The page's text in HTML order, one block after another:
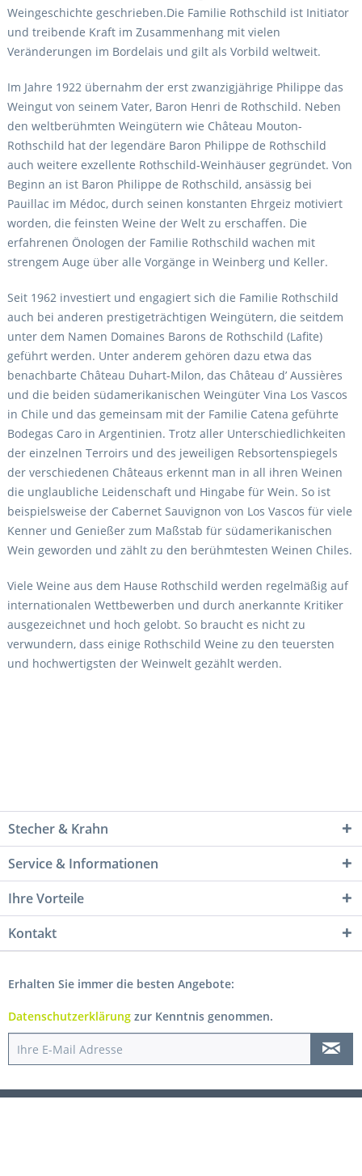
Weingeschichte geschrieben.Die Familie Rothschild ist Initiator
und treibende Kraft im Zusammenhang mit vielen
Veränderungen im Bordelais und gilt als Vorbild weltweit.
Im Jahre 1922 übernahm der erst zwanzigjährige Philippe das
Weingut von seinem Vater, Baron Henri de Rothschild. Neben
den weltberühmten Weingütern wie Château Mouton-
Rothschild hat der legendäre Baron Philippe de Rothschild
auch weitere exzellente Rothschild-Weinhäuser gegründet. Von
Beginn an ist Baron Philippe de Rothschild, ansässig bei
Pauillac im Médoc, durch seinen konstanten Ehrgeiz motiviert
worden, die feinsten Weine der Welt zu erschaffen. Die
erfahrenen Önologen der Familie Rothschild wachen mit
strengem Auge über alle Vorgänge in Weinberg und Keller.
Seit 1962 investiert und engagiert sich die Familie Rothschild
auch bei anderen prestigeträchtigen Weingütern, die seitdem
unter dem Namen Domaines Barons de Rothschild (Lafite)
geführt werden. Unter anderem gehören dazu etwa das
benachbarte Château Duhart-Milon, das Château d’ Aussières
und die beiden südamerikanischen Weingüter Vina Los Vascos
in Chile und das gemeinsam mit der Familie Catena geführte
Bodegas Caro in Argentinien. Trotz aller Unterschiedlichkeiten
der einzelnen Terroirs und des jeweiligen Rebsortenspiegels
der verschiedenen Châteaus erkennt man in all ihren Weinen
die unglaubliche Leidenschaft und Hingabe für Wein. So ist
beispielsweise der Cabernet Sauvignon von Los Vascos für viele
Kenner und Genießer zum Maßstab für südamerikanischen
Wein geworden und zählt zu den berühmtesten Weinen Chiles.
Viele Weine aus dem Hause Rothschild werden regelmäßig auf
internationalen Wettbewerben und durch anerkannte Kritiker
ausgezeichnet und hoch gelobt. So braucht es nicht zu
verwundern, dass einige Rothschild Weine zu den teuersten
und hochwertigsten der Weinwelt gezählt werden.
Stecher & Krahn
Service & Informationen
Ihre Vorteile
Kontakt
Erhalten Sie immer die besten Angebote:
Datenschutzerklärung zur Kenntnis genommen.